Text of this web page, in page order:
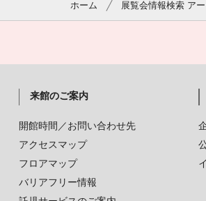
ホーム 展覧会情報検索 ア
来館のご案内
開館時間／お問い合わせ先
アクセスマップ
フロアマップ
バリアフリー情報